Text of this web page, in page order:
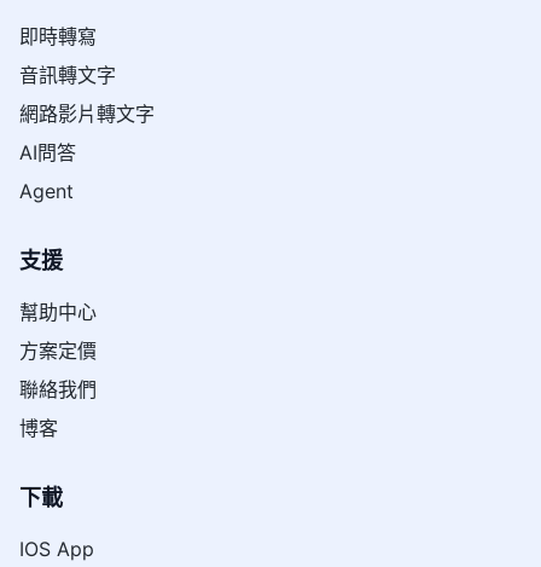
即時轉寫
音訊轉文字
網路影片轉文字
AI問答
Agent
支援
幫助中心
方案定價
聯絡我們
博客
下載
IOS App